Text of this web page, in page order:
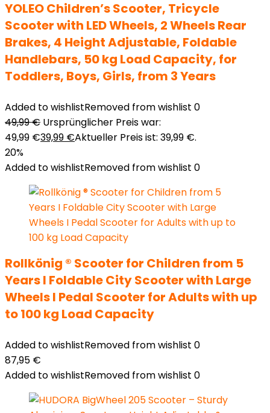
YOLEO Children’s Scooter, Tricycle
Scooter with LED Wheels, 2 Wheels Rear
Brakes, 4 Height Adjustable, Foldable
Handlebars, 50 kg Load Capacity, for
Toddlers, Boys, Girls, from 3 Years
Added to wishlistRemoved from wishlist 0
49,99€ Ursprünglicher Preis war:
49,99 €39,99 €Aktueller Preis ist: 39,99 €.
20%
Added to wishlistRemoved from wishlist 0
Rollkönig ® Scooter for Children from 5
Years I Foldable City Scooter with Large
Wheels I Pedal Scooter for Adults with up
to 100 kg Load Capacity
Added to wishlistRemoved from wishlist 0
87,95 €
Added to wishlistRemoved from wishlist 0